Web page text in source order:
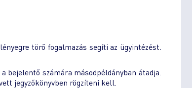
törő fogalmazás segíti az ügyintézést.
bejelentő számára másodpéldányban átadja.
jegyzőkönyvben rögzíteni kell.